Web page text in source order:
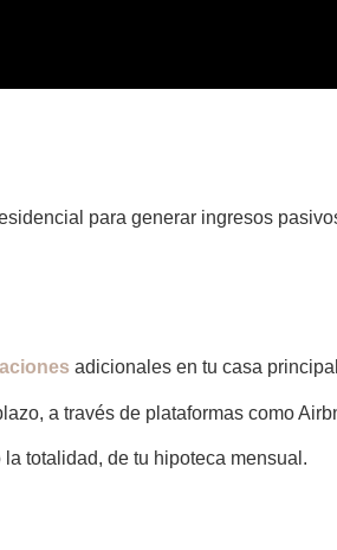
para generar ingresos
adicionales en tu casa
a través de plataformas como
totalidad, de tu hipoteca mensual.